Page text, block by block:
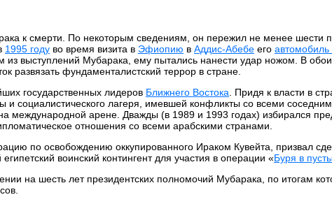
к смерти. По некоторым сведениям, он пережил не менее шести
1995 году во время визита в Эфиопию в Аддис-Абебе его
из выступлений Мубарака, ему пытались нанести удар ножом. В
развязать фундаменталистский террор в стране.
государственных лидеров Ближнего Востока . Придя к власти в
социалистического лагеря, имевшей конфликты со всеми
международной арене. Дважды (в 1989 и 1993 годах) избирался
отношения со всеми арабскими странами.
по освобождению оккупированного Ираком Кувейта, призвал
воинский контингент для участия в операции «Буря в
на шесть лет президентских полномочий Мубарака, по итогам